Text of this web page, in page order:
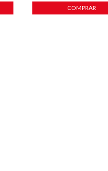
COMPRAR